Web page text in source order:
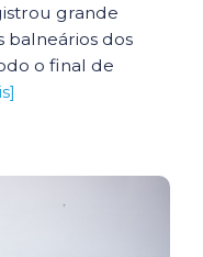
grande
balneários dos
o final de